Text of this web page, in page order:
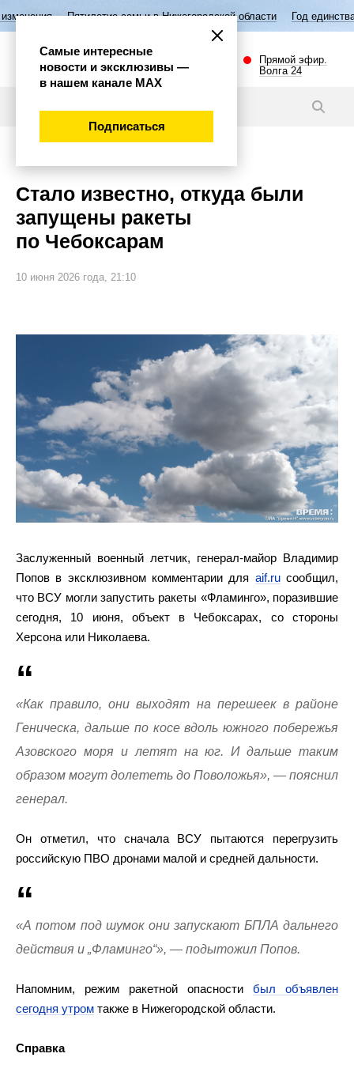
семьи в Нижегородской области Год единства народов
Прямой эфир.
Волга 24
Стало известно, откуда были
запущены ракеты
по Чебоксарам
10 июня 2026 года, 21:10
Заслуженный военный летчик, генерал-майор Владимир
Попов в эксклюзивном комментарии для aif.ruсообщил,
что ВСУ могли запустить ракеты «Фламинго», поразившие
сегодня, 10 июня, объект в Чебоксарах, со стороны
Херсона или Николаева.
«Как правило, они выходят на перешеек в районе
Геническа, дальше по косе вдоль южного побережья
Азовского моря и летят на юг. И дальше таким
образом могут долететь до Поволожья», — пояснил
генерал.
Он отметил, что сначала ВСУ пытаются перегрузить
российскую ПВО дронами малой и средней дальности.
«А потом под шумок они запускают БПЛА дальнего
действия и „Фламинго“», — подытожил Попов.
Напомним, режим ракетной опасности был объявлен
сегодня утром также в Нижегородской области.
Справка
Самые интересные
новости и эксклюзивы —
в нашем канале МАХ
Подписаться